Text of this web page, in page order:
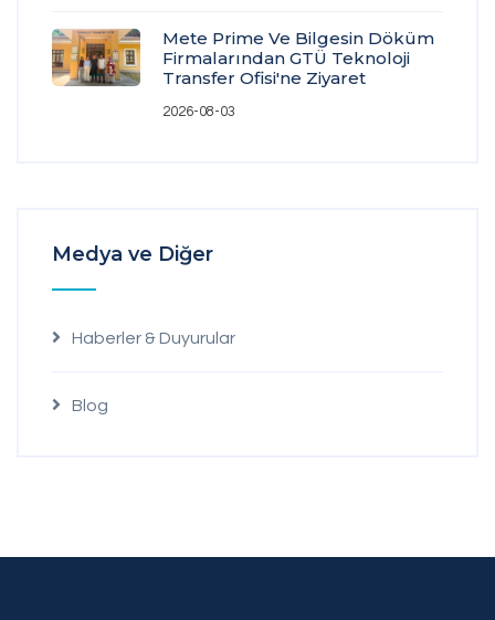
Mete Prime Ve Bilgesin Döküm
Firmalarından GTÜ Teknoloji
Transfer Ofisi'ne Ziyaret
2026-08-03
Medya ve Diğer
Haberler & Duyurular
Blog